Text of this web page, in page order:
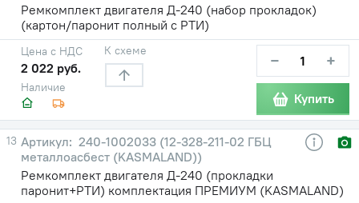
Ремкомплект двигателя Д-240 (набор прокладок)
(картон/паронит полный с РТИ)
Наличие
Цена с НДС
2 022 руб.
К схеме − +
Купить
13
240-1002033 (12-328-211-02 ГБЦ
металлоасбест (KASMALAND))
Ремкомплект двигателя Д-240 (прокладки
паронит+РТИ) комплектация ПРЕМИУМ (KASMALAND)